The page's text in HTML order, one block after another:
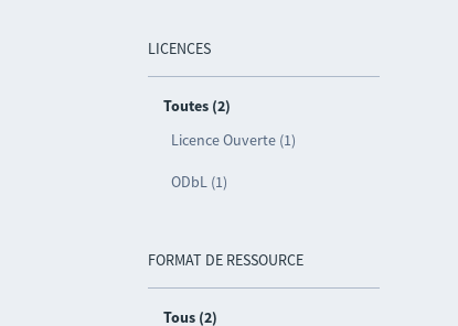
LICENCES
Toutes (2)
Licence Ouverte (1)
ODbL (1)
FORMAT DE RESSOURCE
Tous (2)